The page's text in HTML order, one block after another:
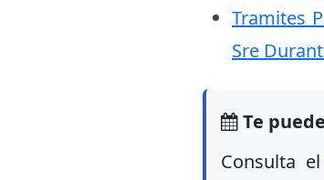
Tramites
Sre
Te
Consulta el